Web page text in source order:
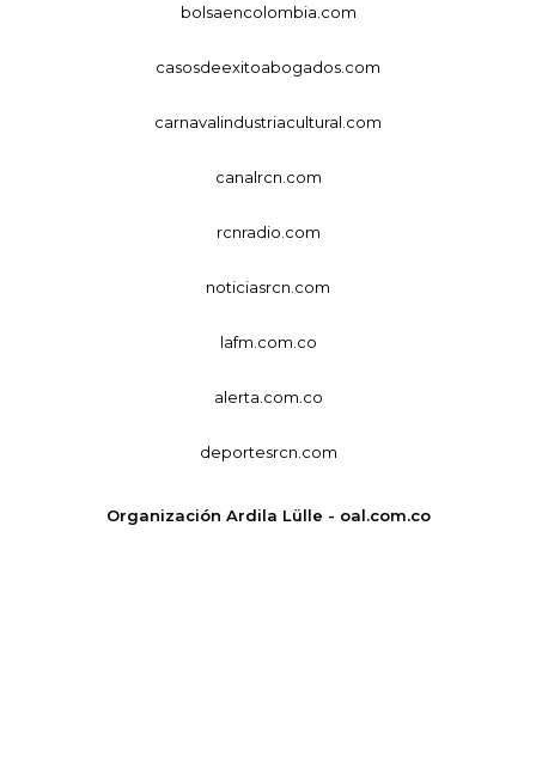
bolsaencolombia.com
casosdeexitoabogados.com
carnavalindustriacultural.com
canalrcn.com
rcnradio.com
noticiasrcn.com
lafm.com.co
alerta.com.co
deportesrcn.com
Organización Ardila Lülle - oal.com.co